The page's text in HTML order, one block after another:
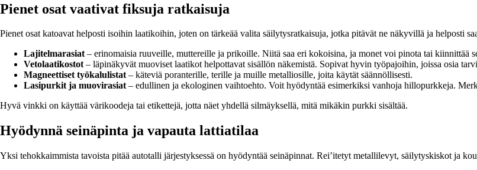
Pienet osat vaativat fiksuja ratkaisuja
Pienet osat katoavat helposti isoihin laatikoihin, joten on tärkeää valita säilytysratkaisuja, jotka pitävät ne näkyvillä ja helposti
Lajitelmarasiat– erinomaisia ruuveille, muttereille ja prikoille. Niitä saa eri kokoisina, ja monet voi pinota tai kiinnittää
Vetolaatikostot– läpinäkyvät muoviset laatikot helpottavat sisällön näkemistä. Sopivat hyvin työpajoihin, joissa osia
Magneettiset työkalulistat– käteviä poranterille, terille ja muille metalliosille, joita käytät säännöllisesti.
Lasipurkit ja muovirasiat– edullinen ja ekologinen vaihtoehto. Voit hyödyntää esimerkiksi vanhoja hillopurkkeja.
Hyvä vinkki on käyttää värikoodeja tai etikettejä, jotta näet yhdellä silmäyksellä, mitä mikäkin purkki sisältää.
Hyödynnä seinäpinta ja vapauta lattiatilaa
Yksi tehokkaimmista tavoista pitää autotalli järjestyksessä on hyödyntää seinäpinnat. Rei’itetyt metallilevyt, säilytyskiskot ja